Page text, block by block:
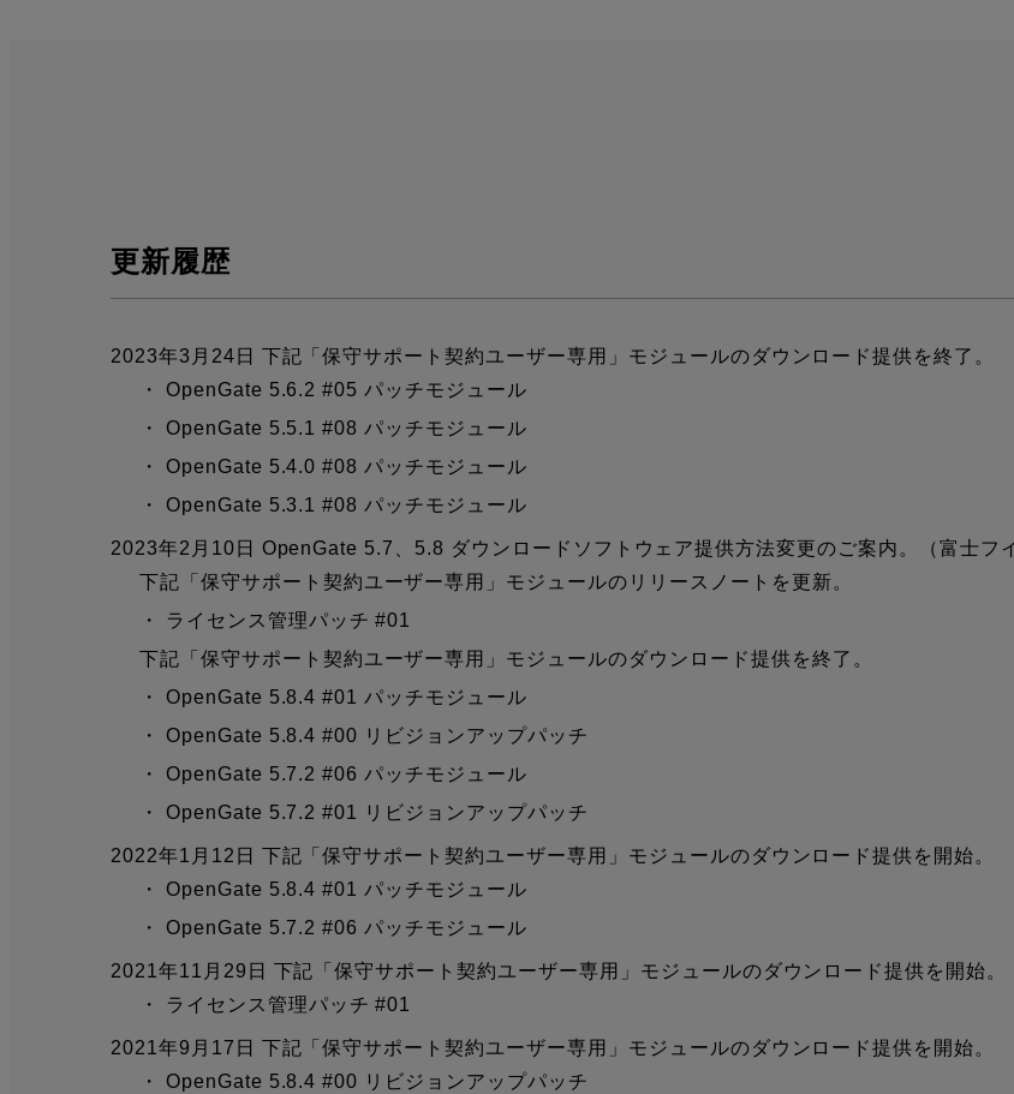
更新履歴
2023年3月24日 下記「保守サポート契約ユーザー専用」モジュールのダウンロード提供を終了。
・ OpenGate 5.6.2 #05 パッチモジュール
・ OpenGate 5.5.1 #08 パッチモジュール
・ OpenGate 5.4.0 #08 パッチモジュール
・ OpenGate 5.3.1 #08 パッチモジュール
2023年2月10日 OpenGate 5.7、5.8 ダウンロードソフトウェア提供方法変更のご案内。（富士フ
下記「保守サポート契約ユーザー専用」モジュールのリリースノートを更新。
・ ライセンス管理パッチ #01
下記「保守サポート契約ユーザー専用」モジュールのダウンロード提供を終了。
・ OpenGate 5.8.4 #01 パッチモジュール
・ OpenGate 5.8.4 #00 リビジョンアップパッチ
・ OpenGate 5.7.2 #06 パッチモジュール
・ OpenGate 5.7.2 #01 リビジョンアップパッチ
2022年1月12日 下記「保守サポート契約ユーザー専用」モジュールのダウンロード提供を開始。
・ OpenGate 5.8.4 #01 パッチモジュール
・ OpenGate 5.7.2 #06 パッチモジュール
2021年11月29日 下記「保守サポート契約ユーザー専用」モジュールのダウンロード提供を開始。
・ ライセンス管理パッチ #01
2021年9月17日 下記「保守サポート契約ユーザー専用」モジュールのダウンロード提供を開始。
・ OpenGate 5.8.4 #00 リビジョンアップパッチ